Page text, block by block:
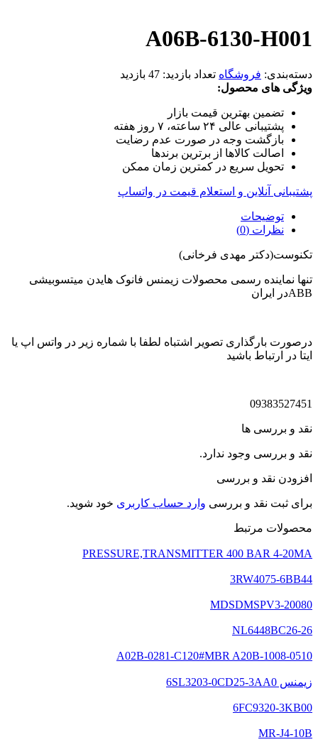
A06B-6130-H001
دسته‌بندی: فروشگاه تعداد بازدید: 47 بازدید
ویژگی های محصول:
تضمین بهترین قیمت بازار
پشتیبانی عالی ۲۴ ساعته، ۷ روز هفته
بازگشت وجه در صورت عدم رضایت
اصالت کالاها از برترین برندها
تحویل سریع در کمترین زمان ممکن
پشتیبانی آنلاین و استعلام قیمت در واتساپ
توضیحات
نظرات (0)
تکنوست(دکتر مهدی فرخانی)
تنها نماینده رسمی محصولات زیمنس فانوک هایدن میتسوبیشی
ABBدر ایران
درصورت بارگذاری تصویر اشتباه لطفا با شماره زیر در واتس اپ یا
ایتا در ارتباط باشید
09383527451
نقد و بررسی ها
نقد و بررسی وجود ندارد.
افزودن نقد و بررسی
برای ثبت نقد و بررسی وارد حساب کاربری خود شوید.
محصولات مرتبط
PRESSURE,TRANSMITTER 400 BAR 4-20MA
3RW4075-6BB44
MDSDMSPV3-20080
NL6448BC26-26
A02B-0281-C120#MBR A20B-1008-0510
زیمنس 6SL3203-0CD25-3AA0
6FC9320-3KB00
MR-J4-10B